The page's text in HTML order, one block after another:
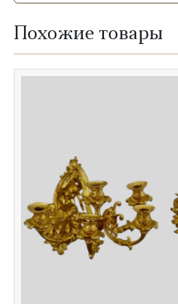
Похожие товары